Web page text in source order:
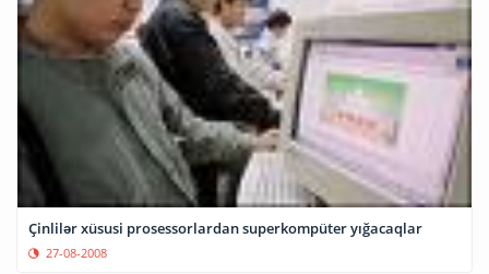
Çinlilər xüsusi prosessorlardan superkompüter yığacaqlar
27-08-2008